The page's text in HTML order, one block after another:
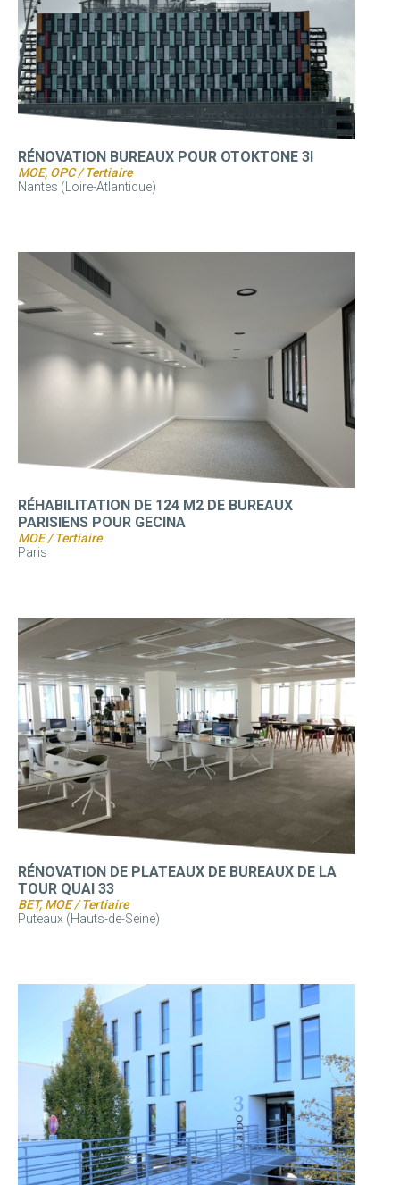
RÉNOVATION BUREAUX POUR OTOKTONE 3I
MOE, OPC / Tertiaire
Nantes (Loire-Atlantique)
RÉHABILITATION DE 124 M2 DE BUREAUX
PARISIENS POUR GECINA
MOE / Tertiaire
Paris
RÉNOVATION DE PLATEAUX DE BUREAUX DE LA
TOUR QUAI 33
BET, MOE / Tertiaire
Puteaux (Hauts-de-Seine)